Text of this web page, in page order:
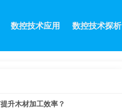
数控技术应用 数控技术探析
升木材加工效率？